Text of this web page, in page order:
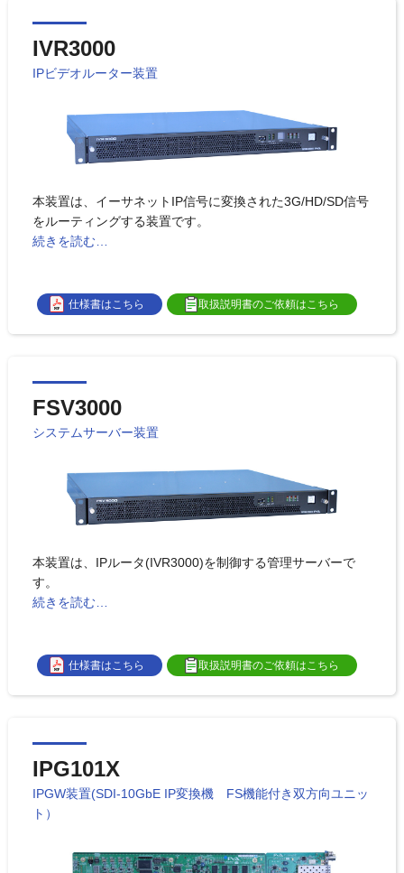
IVR3000
IPビデオルーター装置
本装置は、イーサネットIP信号に変換された3G/HD/SD信号
をルーティングする装置です。
続きを読む…
仕様書はこちら 取扱説明書のご依頼はこちら
FSV3000
システムサーバー装置
本装置は、IPルータ(IVR3000)を制御する管理サーバーで
す。
続きを読む…
仕様書はこちら 取扱説明書のご依頼はこちら
IPG101X
IPGW装置(SDI-10GbE IP変換機 FS機能付き双方向ユニッ
ト）